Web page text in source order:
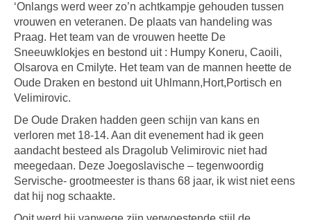
‘Onlangs werd weer zo’n achtkampje gehouden tussen
vrouwen en veteranen. De plaats van handeling was
Praag. Het team van de vrouwen heette De
Sneeuwklokjes en bestond uit : Humpy Koneru, Caoili,
Olsarova en Cmilyte. Het team van de mannen heette de
Oude Draken en bestond uit Uhlmann,Hort,Portisch en
Velimirovic.
De Oude Draken hadden geen schijn van kans en
verloren met 18-14. Aan dit evenement had ik geen
aandacht besteed als Dragolub Velimirovic niet had
meegedaan. Deze Joegoslavische – tegenwoordig
Servische- grootmeester is thans 68 jaar, ik wist niet eens
dat hij nog schaakte.